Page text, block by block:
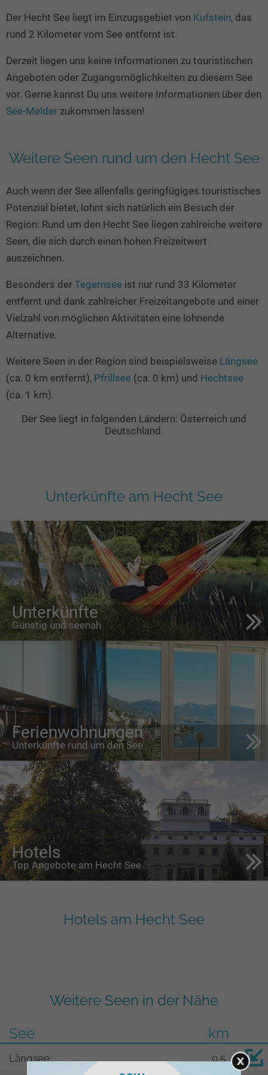
Österreich
Frankreich
Niederlande
Schweden
alle Länder…
Der Hecht See liegt im Einzugsgebiet von Kufstein, das
rund 2 Kilometer vom See entfernt ist.
Derzeit liegen uns keine Informationen zu touristischen
Angeboten oder Zugangsmöglichkeiten zu diesem See
vor. Gerne kannst Du uns weitere Informationen über den
See-Melder zukommen lassen!
Weitere Seen rund um den Hecht See
Auch wenn der See allenfalls geringfügiges touristisches
Potenzial bietet, lohnt sich natürlich ein Besuch der
Region: Rund um den Hecht See liegen zahlreiche weitere
Seen, die sich durch einen hohen Freizeitwert
auszeichnen.
Besonders der Tegernsee ist nur rund 33 Kilometer
entfernt und dank zahlreicher Freizeitangebote und einer
Vielzahl von möglichen Aktivitäten eine lohnende
Alternative.
Weitere Seen in der Region sind beispielsweise Längsee
(ca. 0 km entfernt), Pfrillsee (ca. 0 km) und Hechtsee
(ca. 1 km).
Der See liegt in folgenden Ländern: Österreich und
Deutschland.
Unterkünfte am Hecht See
Unterkünfte
Günstig und seenah
Ferienwohnungen
Unterkünfte rund um den See
Hotels
Top Angebote am Hecht See
Hotels am Hecht See
Weitere Seen in der Nähe
See
km
Längsee 0,5